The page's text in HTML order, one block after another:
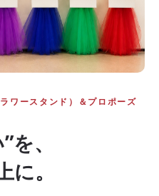
ワースタンド）＆プロポーズ
、
。